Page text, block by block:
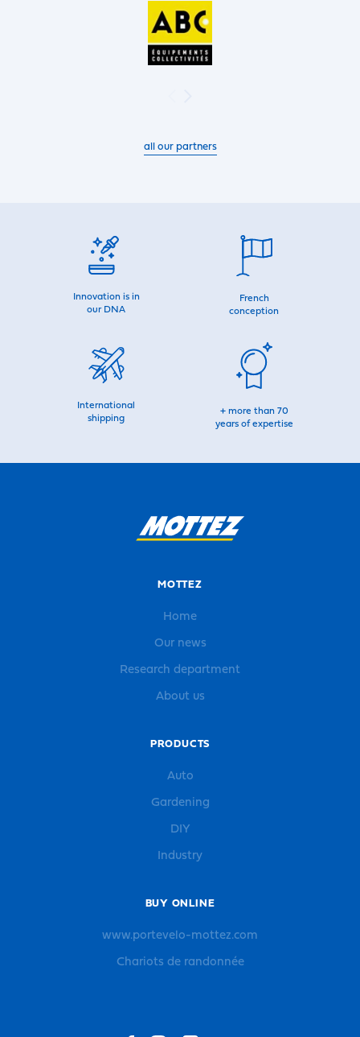
all our partners
Innovation is in
our DNA
French
conception
International
shipping
+ more than 70
years of expertise
MOTTEZ
Home
Our news
Research department
About us
PRODUCTS
Auto
Gardening
DIY
Industry
BUY ONLINE
www.portevelo-mottez.com
Chariots de randonnée